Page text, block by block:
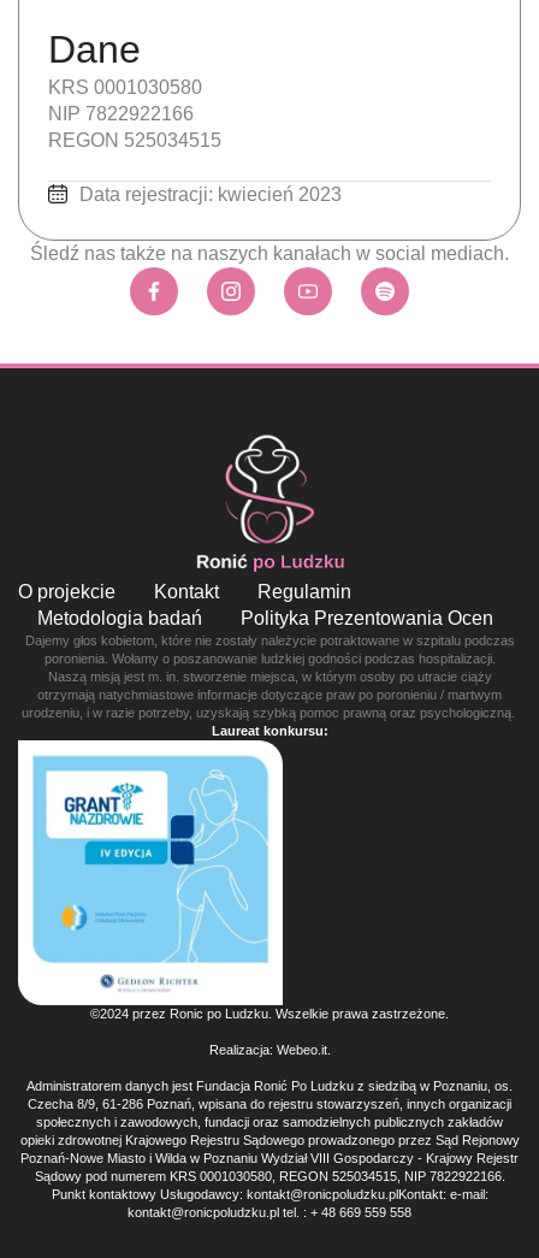
Dane
KRS 0001030580
NIP 7822922166
REGON 525034515
Data rejestracji: kwiecień 2023
Śledź nas także na naszych kanałach w social mediach.
O projekcie Kontakt
Regulamin
Metodologia badań
Polityka Prezentowania Ocen
Dajemy głos kobietom, które nie zostały należycie potraktowane w szpitalu podczas
poronienia. Wołamy o poszanowanie ludzkiej godności podczas hospitalizacji.
Naszą misją jest m. in. stworzenie miejsca, w którym osoby po utracie ciąży
otrzymają natychmiastowe informacje dotyczące praw po poronieniu / martwym
urodzeniu, i w razie potrzeby, uzyskają szybką pomoc prawną oraz psychologiczną.
Laureat konkursu:
©2024 przez Ronic po Ludzku. Wszelkie prawa zastrzeżone.
Realizacja: Webeo.it.
Administratorem danych jest Fundacja Ronić Po Ludzku z siedzibą w Poznaniu, os.
Czecha 8/9, 61-286 Poznań, wpisana do rejestru stowarzyszeń, innych organizacji
społecznych i zawodowych, fundacji oraz samodzielnych publicznych zakładów
opieki zdrowotnej Krajowego Rejestru Sądowego prowadzonego przez Sąd Rejonowy
Poznań-Nowe Miasto i Wilda w Poznaniu Wydział VIII Gospodarczy - Krajowy Rejestr
Sądowy pod numerem KRS 0001030580, REGON 525034515, NIP 7822922166.
Punkt kontaktowy Usługodawcy: kontakt@ronicpoludzku.plKontakt: e-mail:
kontakt@ronicpoludzku.pl tel. : + 48 669 559 558